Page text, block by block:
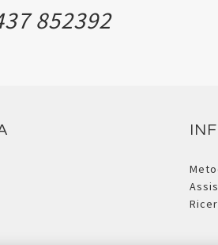
852392